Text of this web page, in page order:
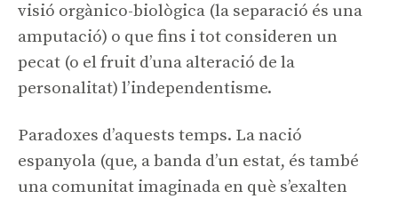
visió orgànico-biològica (la separació és una
amputació) o que fins i tot consideren un
pecat (o el fruit d’una alteració de la
personalitat) l’independentisme.
Paradoxes d’aquests temps. La nació
espanyola (que, a banda d’un estat, és també
una comunitat imaginada en què s’exalten